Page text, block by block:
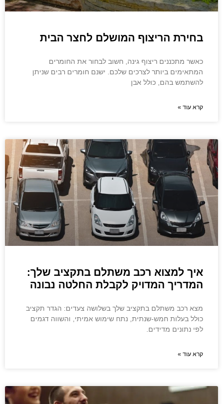
בחירת הריצוף המושלם לחצר הבית
כאשר מתכננים ריצוף גינה, חשוב לבחור את החומרים
המתאימים ביותר לצרכים שלכם. ישנם חומרים רבים שניתן
להשתמש בהם, כולל אבן
קרא עוד »
איך למצוא רכב משתלם בתקציב שלך:
המדריך המדויק לקבלת החלטה נבונה
מצא רכב משתלם בתקציב שלך בשלושה צעדים: הגדר תקציב
כולל בעלות חמש-שנתית, נתח שימוש אמיתי, והשווה דגמים
לפי נתונים מדידים.
קרא עוד »